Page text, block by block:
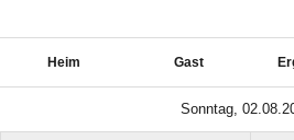
Heim Gast
Sonntag,